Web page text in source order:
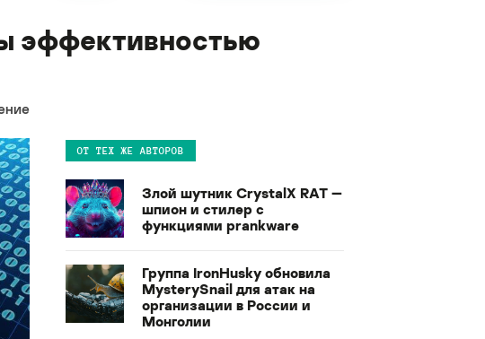
эффективностью
ОТ ТЕХ ЖЕ АВТОРОВ
Злой шутник CrystalX RAT —
шпион и стилер с
функциями prankware
Группа IronHusky обновила
MysterySnail для атак на
организации в России и
Монголии